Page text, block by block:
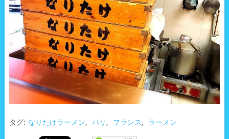
タグ: なりたけラーメン, パリ , フランス, ラーメン